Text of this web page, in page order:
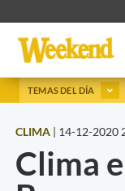
TEMAS DEL DÍA
CLIMA | 14-12-2020
Clima